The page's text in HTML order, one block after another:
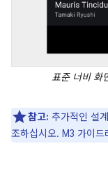
표준 너비 화
참고: 추가적인 설
조하십시오. M3 가이